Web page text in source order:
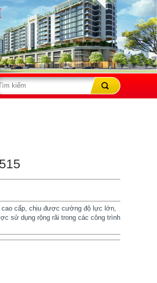
cao cấp, chịu được cường độ lực lớn,
sử dụng rộng rãi trong các công trình